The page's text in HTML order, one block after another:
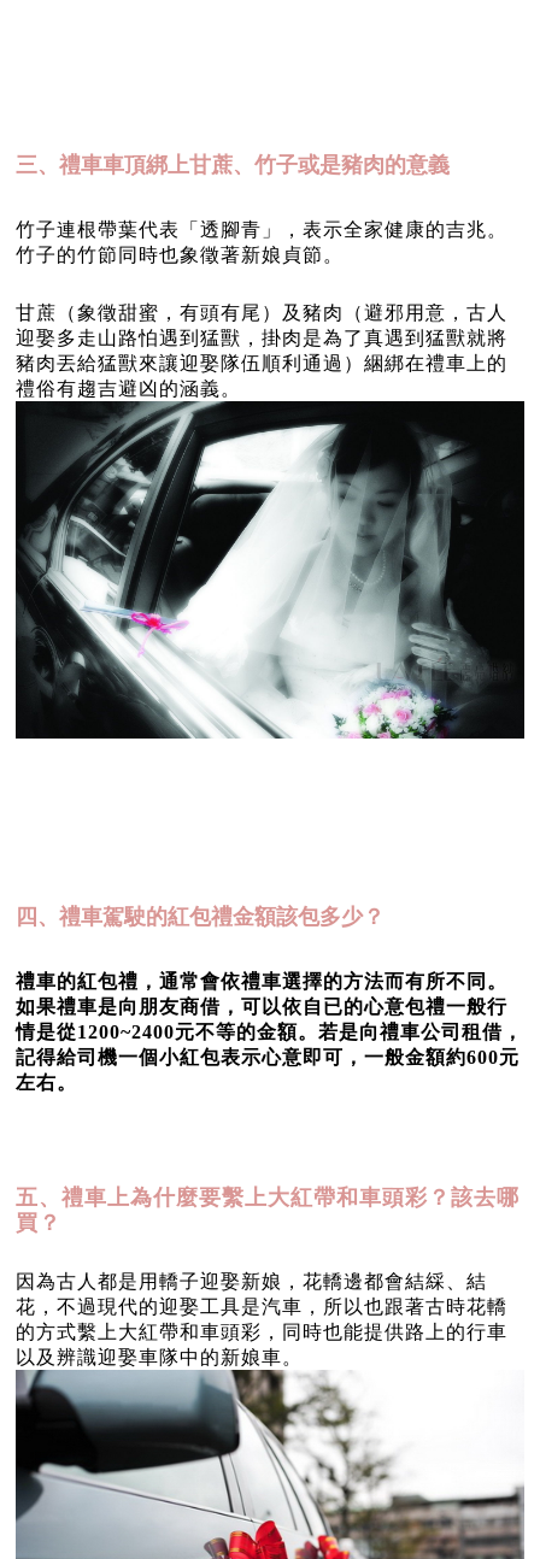
三、禮車車頂綁上甘蔗、竹子或是豬肉的意義
竹子連根帶葉代表「透腳青」，表示全家健康的吉兆。
竹子的竹節同時也象徵著新娘貞節。
甘蔗（象徵甜蜜，有頭有尾）及豬肉（避邪用意，古人
迎娶多走山路怕遇到猛獸，掛肉是為了真遇到猛獸就將
豬肉丟給猛獸來讓迎娶隊伍順利通過）綑綁在禮車上的
禮俗有趨吉避凶的涵義。
四、禮車駕駛的紅包禮金額該包多少？
禮車的紅包禮，通常會依禮車選擇的方法而有所不同。
如果禮車是向朋友商借，可以依自已的心意包禮一般行
情是從1200~2400元不等的金額。若是向禮車公司租借，
記得給司機一個小紅包表示心意即可，一般金額約600元
左右。
五、禮車上為什麼要繫上大紅帶和車頭彩？該去哪
買？
因為古人都是用轎子迎娶新娘，花轎邊都會結綵、結
花，不過現代的迎娶工具是汽車，所以也跟著古時花轎
的方式繫上大紅帶和車頭彩，同時也能提供路上的行車
以及辨識迎娶車隊中的新娘車。